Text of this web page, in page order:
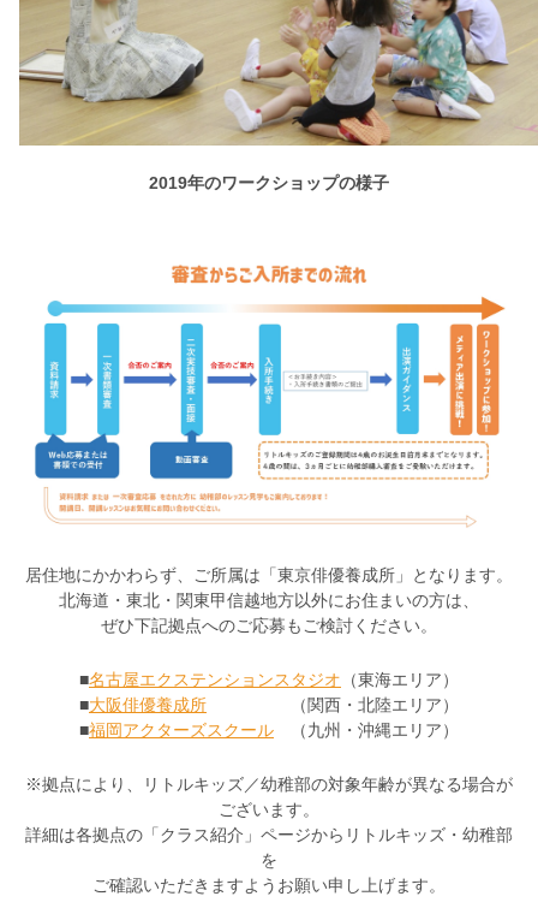
2019年のワークショップの様子
居住地にかかわらず、ご所属は「東京俳優養成所」となります。
北海道・東北・関東甲信越地方以外にお住まいの方は、
ぜひ下記拠点へのご応募もご検討ください。
■名古屋エクステンションスタジオ （東海エリア）
■大阪俳優養成所 （関西・北陸エリア）
■福岡アクターズスクール （九州・沖縄エリア）
※拠点により、リトルキッズ／幼稚部の対象年齢が異なる場合が
ございます。
詳細は各拠点の「クラス紹介」ページからリトルキッズ・幼稚部
を
ご確認いただきますようお願い申し上げます。